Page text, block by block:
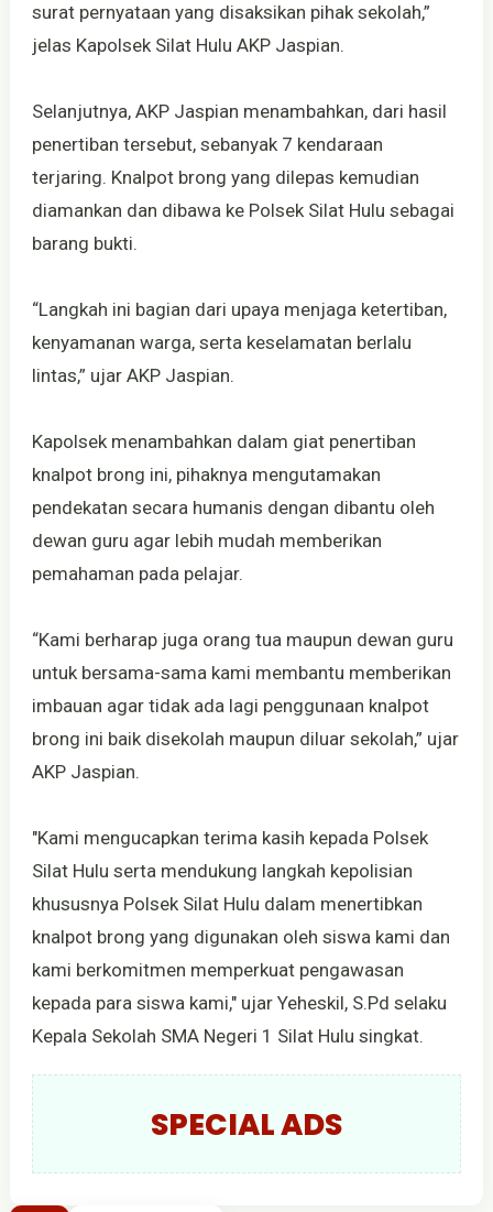
surat pernyataan yang disaksikan pihak sekolah,”
jelas Kapolsek Silat Hulu AKP Jaspian.
Selanjutnya, AKP Jaspian menambahkan, dari hasil
penertiban tersebut, sebanyak 7 kendaraan
terjaring. Knalpot brong yang dilepas kemudian
diamankan dan dibawa ke Polsek Silat Hulu sebagai
barang bukti.
“Langkah ini bagian dari upaya menjaga ketertiban,
kenyamanan warga, serta keselamatan berlalu
lintas,” ujar AKP Jaspian.
Kapolsek menambahkan dalam giat penertiban
knalpot brong ini, pihaknya mengutamakan
pendekatan secara humanis dengan dibantu oleh
dewan guru agar lebih mudah memberikan
pemahaman pada pelajar.
“Kami berharap juga orang tua maupun dewan guru
untuk bersama-sama kami membantu memberikan
imbauan agar tidak ada lagi penggunaan knalpot
brong ini baik disekolah maupun diluar sekolah,” ujar
AKP Jaspian.
"Kami mengucapkan terima kasih kepada Polsek
Silat Hulu serta mendukung langkah kepolisian
khususnya Polsek Silat Hulu dalam menertibkan
knalpot brong yang digunakan oleh siswa kami dan
kami berkomitmen memperkuat pengawasan
kepada para siswa kami," ujar Yeheskil, S.Pd selaku
Kepala Sekolah SMA Negeri 1 Silat Hulu singkat.
SPECIAL ADS